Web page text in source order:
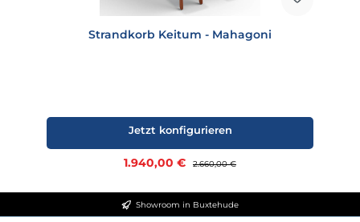
Strandkorb Keitum - Mahagoni
Verkaufspreis:
1.940,00 € Regulärer Preis:
2.660,00 €
Jetzt konfigurieren
Showroom in Buxtehude